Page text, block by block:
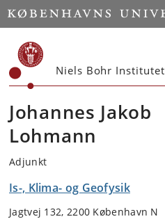
Start
Niels Bohr Institutet
Johannes Jakob
Lohmann
Adjunkt
Is-, Klima- og Geofysik
Jagtvej 132, 2200 København N